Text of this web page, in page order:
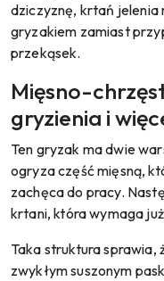
dziczyznę, krtań jelenia
gryzakiem zamiast
przekąsek.
Mięsno-
gryzienia i
Ten gryzak ma dwie
ogryza część mięsną,
zachęca do pracy.
krtani, która wymaga
Taka struktura sprawia,
zwykłym suszonym